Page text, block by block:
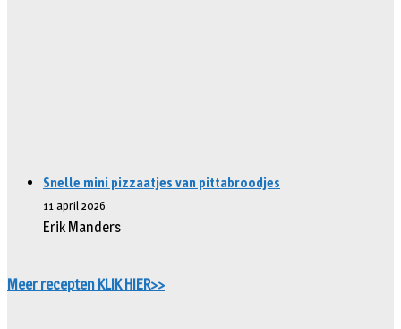
Snelle mini pizzaatjes van pittabroodjes
11 april 2026
Erik Manders
Meer recepten KLIK HIER>>